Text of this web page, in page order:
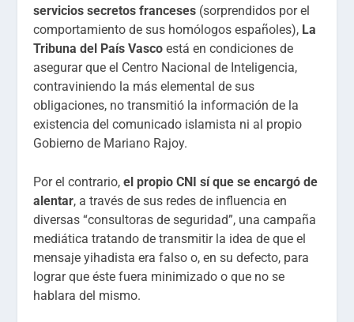
servicios secretos franceses (sorprendidos por el
comportamiento de sus homólogos españoles), La
Tribuna del País Vasco está en condiciones de
asegurar que el Centro Nacional de Inteligencia,
contraviniendo la más elemental de sus
obligaciones, no transmitió la información de la
existencia del comunicado islamista ni al propio
Gobierno de Mariano Rajoy.
Por el contrario,el propio CNI sí que se encargó de
alentar, a través de sus redes de influencia en
diversas “consultoras de seguridad”, una campaña
mediática tratando de transmitir la idea de que el
mensaje yihadista era falso o, en su defecto, para
lograr que éste fuera minimizado o que no se
hablara del mismo.